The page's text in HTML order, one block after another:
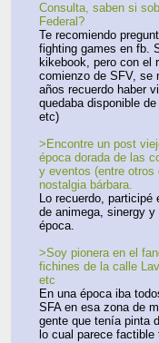
Consulta, saben si
Federal?
Te recomiendo
fighting games en fb.
kikebook, pero con el
comienzo de SFV, se
años recuerdo haber
quedaba disponible
etc)
>Encontre un post
época dorada de las
y eventos (entre
nostalgia bárbara.
Lo recuerdo, participé
de animega, sinergy
época.
>Soy pionera en el
fichines de la calle
etc
En una época iba
SFA en esa zona de
gente que tenía pinta
lo cual parece factible